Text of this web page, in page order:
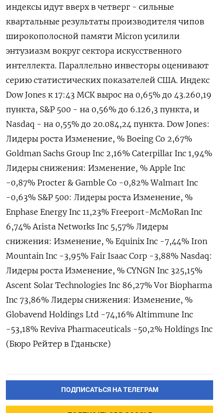
индексы идут вверх в четверг - сильные
квартальные результаты производителя чипов
широкополосной памяти Micron усилили
энтузиазм вокруг сектора искусственного
интеллекта. Параллельно инвесторы оценивают
серию статистических показателей США. Индекс
Dow Jones к 17:43 МСК вырос на 0,65% до 43.260,19
пункта, S&P 500 - на 0,56% до 6.126,3​ пункта, и
Nasdaq - на 0,55% до 20.084,24 пункта. Dow Jones:
Лидеры роста Изменение, % Boeing Co 2,67%
Goldman Sachs Group Inc 2,16% Caterpillar Inc 1,94%
Лидеры снижения: Изменение, % Apple Inc
-0,87% Procter & Gamble Co -0,82% Walmart Inc
-0,63% S&P 500: Лидеры роста Изменение, %
Enphase Energy Inc 11,23% Freeport-McMoRan Inc
6,74% Arista Networks Inc 5,57% Лидеры
снижения: Изменение, % Equinix Inc -7,44% Iron
Mountain Inc -3,95% Fair Isaac Corp -3,88% Nasdaq:
Лидеры роста Изменение, % CYNGN Inc 325,15%
Ascent Solar Technologies Inc 86,27% Vor Biopharma
Inc 73,86% Лидеры снижения: Изменение, %
Globavend Holdings Ltd -74,16% Altimmune Inc
-53,18% Reviva Pharmaceuticals -50,2% Holdings Inc
(Бюро Рейтер в Гданьске)
ПОДПИСАТЬСЯ НА ТЕЛЕГРАМ